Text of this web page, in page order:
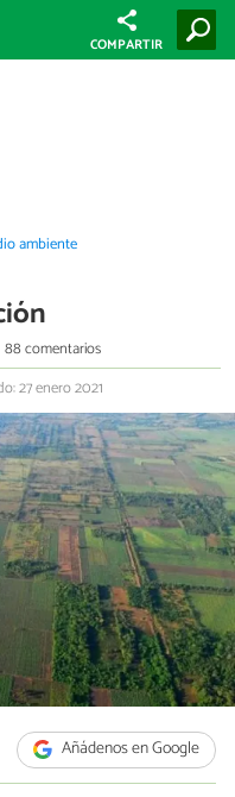
COMPARTIR
ambiente
88 comentarios
27 enero 2021
Añádenos en Google